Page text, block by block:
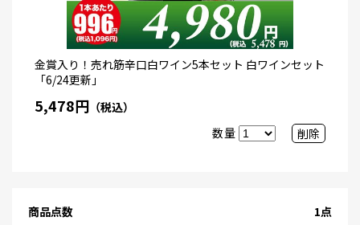
金賞入り！売れ筋辛口白ワイン5本セット 白ワインセット
「6/24更新」
5,478円 （税込）
数量
削除
商品点数
1点